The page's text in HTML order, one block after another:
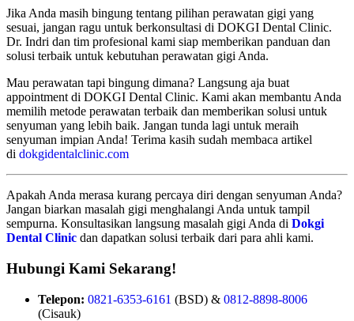
Jika Anda masih bingung tentang pilihan perawatan gigi yang
sesuai, jangan ragu untuk berkonsultasi di DOKGI Dental Clinic.
Dr. Indri dan tim profesional kami siap memberikan panduan dan
solusi terbaik untuk kebutuhan perawatan gigi Anda.
Mau perawatan tapi bingung dimana? Langsung aja buat
appointment di DOKGI Dental Clinic. Kami akan membantu Anda
memilih metode perawatan terbaik dan memberikan solusi untuk
senyuman yang lebih baik. Jangan tunda lagi untuk meraih
senyuman impian Anda! Terima kasih sudah membaca artikel
di dokgidentalclinic.com
Apakah Anda merasa kurang percaya diri dengan senyuman Anda?
Jangan biarkan masalah gigi menghalangi Anda untuk tampil
sempurna. Konsultasikan langsung masalah gigi Anda di Dokgi
Dental Clinic dan dapatkan solusi terbaik dari para ahli kami.
Hubungi Kami Sekarang!
Telepon: 0821-6353-6161 (BSD) & 0812-8898-8006
(Cisauk)